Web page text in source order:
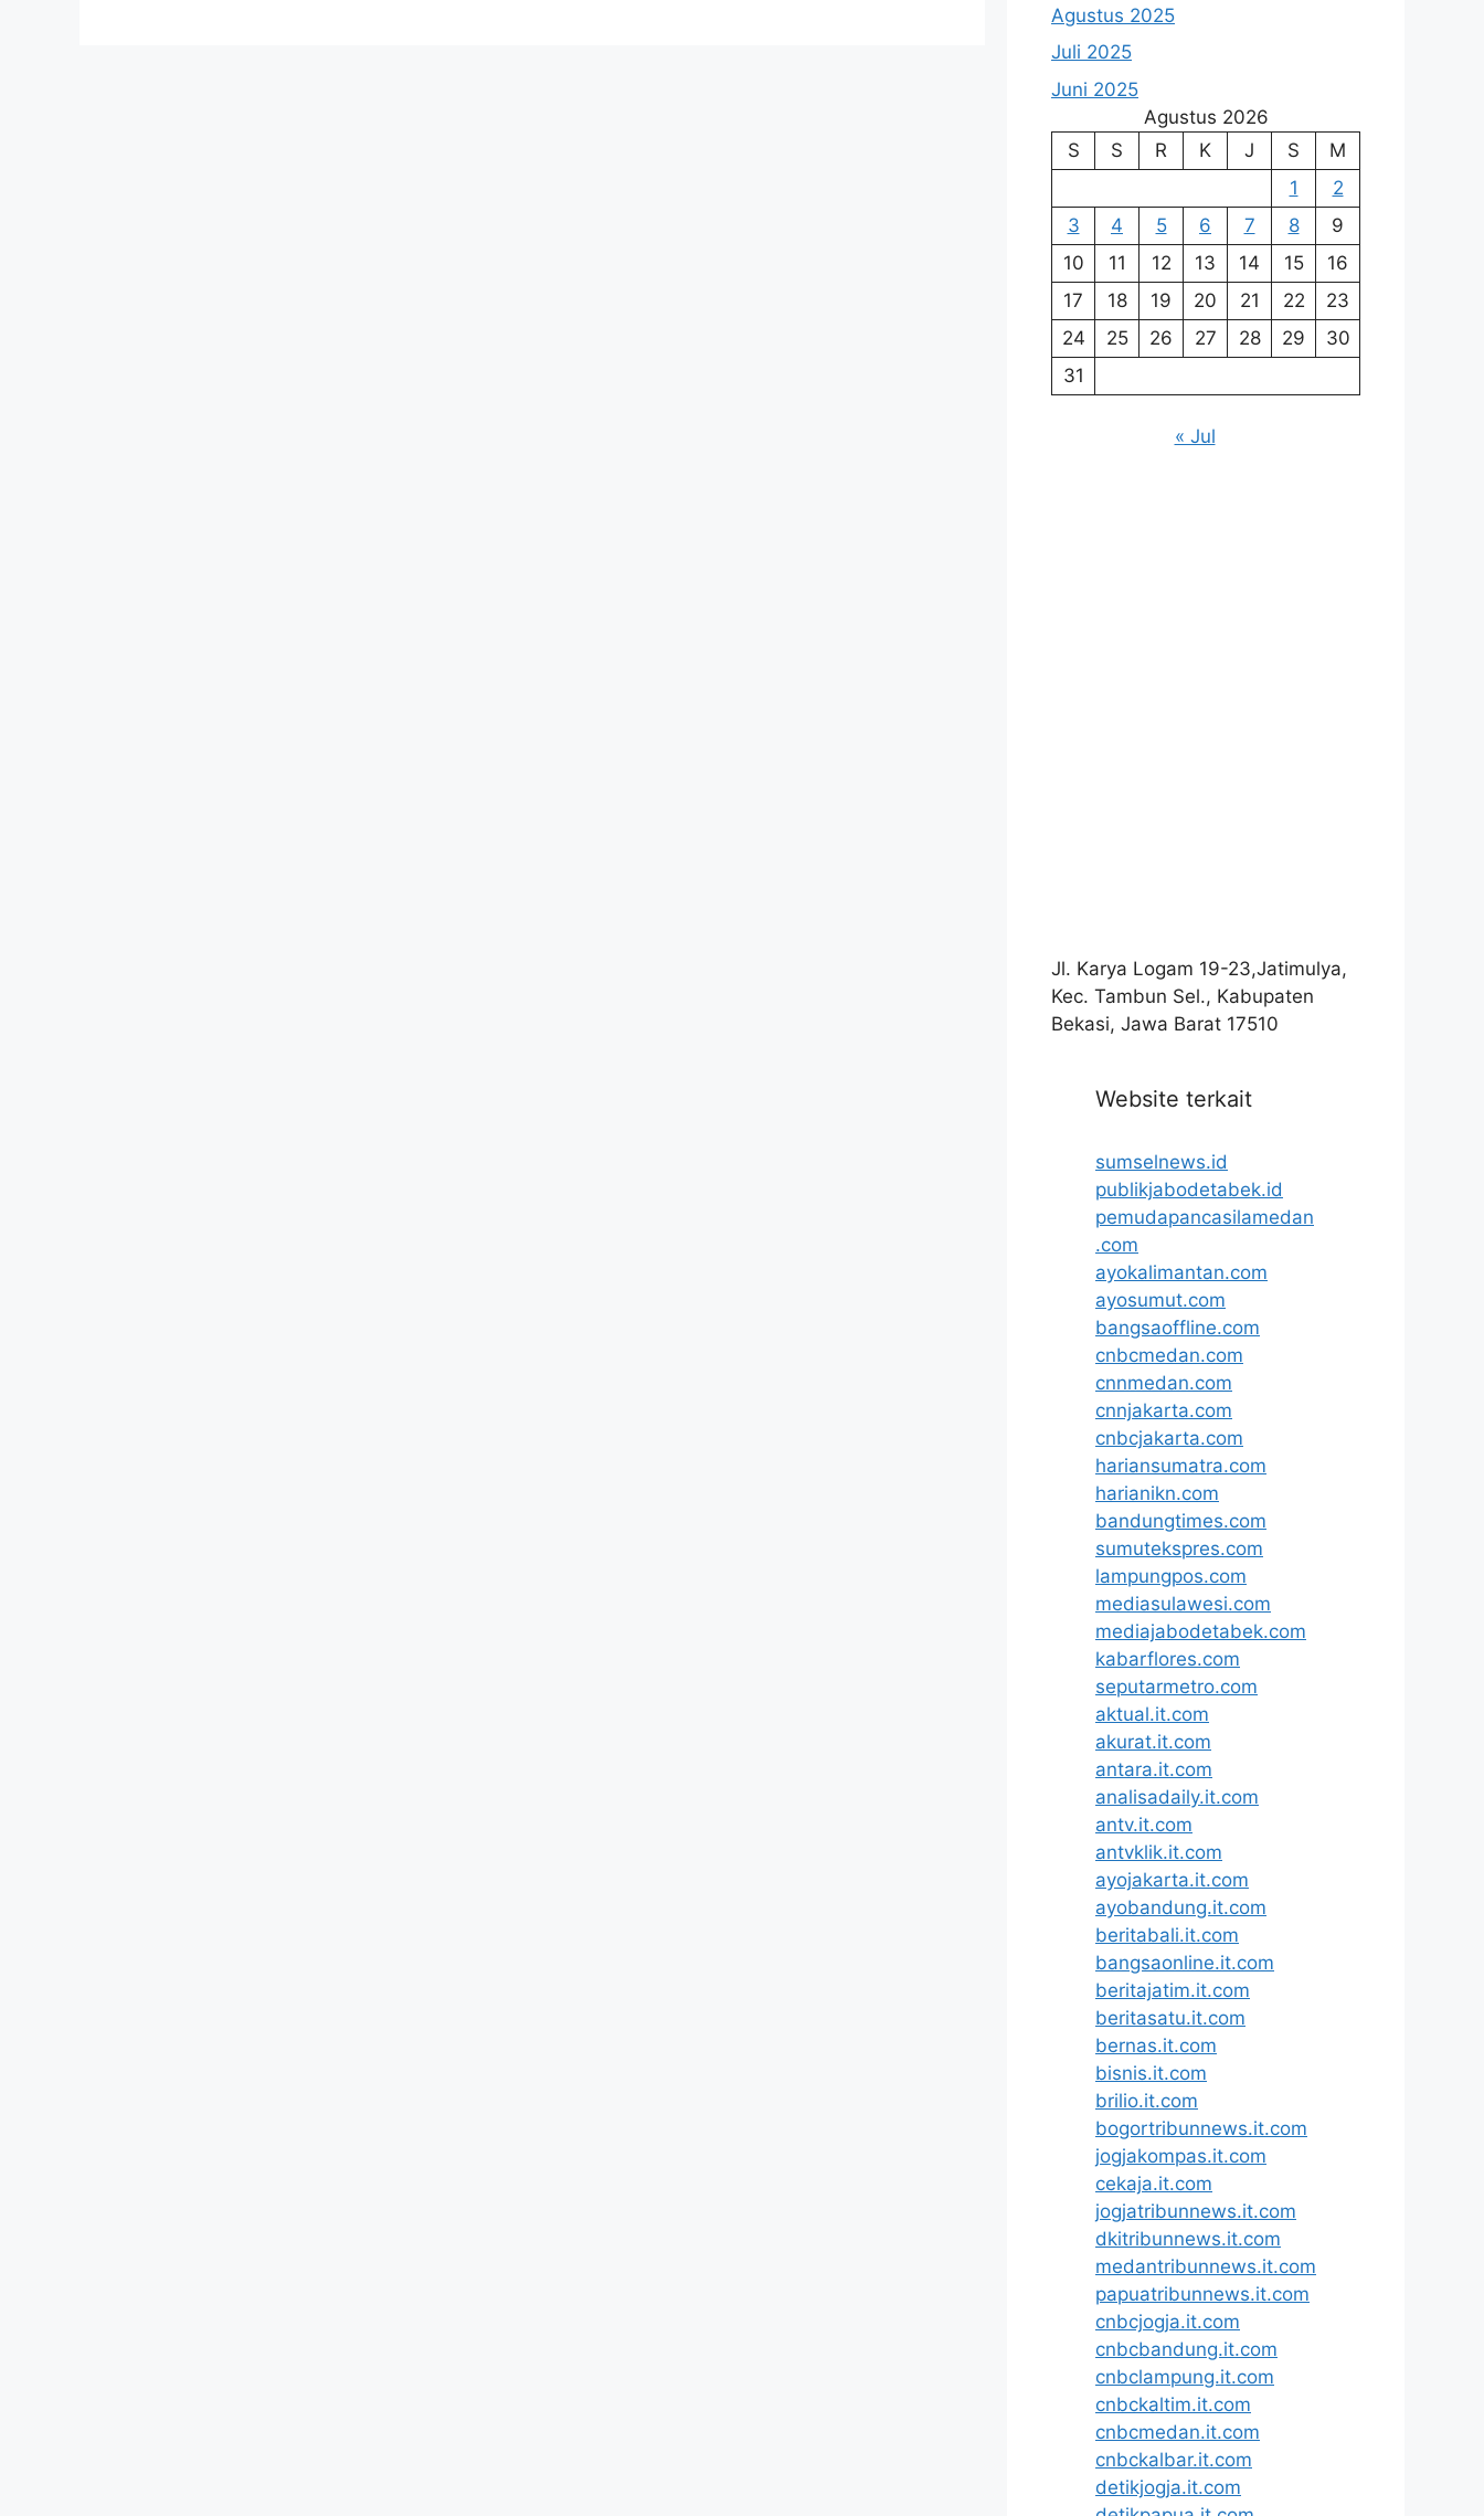
Agustus 2025
Juli 2025
Juni 2025
Agustus 2026
S
S R K J S
M
1
2
3
4 5 6 7 8
9
10
11 12 13 14 15
16
17
18 19 20 21 22
23
24
25 26 27 28 29
30
31
« Jul
Jl. Karya Logam 19-23,Jatimulya,
Kec. Tambun Sel., Kabupaten
Bekasi, Jawa Barat 17510
Website terkait
sumselnews.id
publikjabodetabek.id
pemudapancasilamedan
.com
ayokalimantan.com
ayosumut.com
bangsaoffline.com
cnbcmedan.com
cnnmedan.com
cnnjakarta.com
cnbcjakarta.com
hariansumatra.com
harianikn.com
bandungtimes.com
sumutekspres.com
lampungpos.com
mediasulawesi.com
mediajabodetabek.com
kabarflores.com
seputarmetro.com
aktual.it.com
akurat.it.com
antara.it.com
analisadaily.it.com
antv.it.com
antvklik.it.com
ayojakarta.it.com
ayobandung.it.com
beritabali.it.com
bangsaonline.it.com
beritajatim.it.com
beritasatu.it.com
bernas.it.com
bisnis.it.com
brilio.it.com
bogortribunnews.it.com
jogjakompas.it.com
cekaja.it.com
jogjatribunnews.it.com
dkitribunnews.it.com
medantribunnews.it.com
papuatribunnews.it.com
cnbcjogja.it.com
cnbcbandung.it.com
cnbclampung.it.com
cnbckaltim.it.com
cnbcmedan.it.com
cnbckalbar.it.com
detikjogja.it.com